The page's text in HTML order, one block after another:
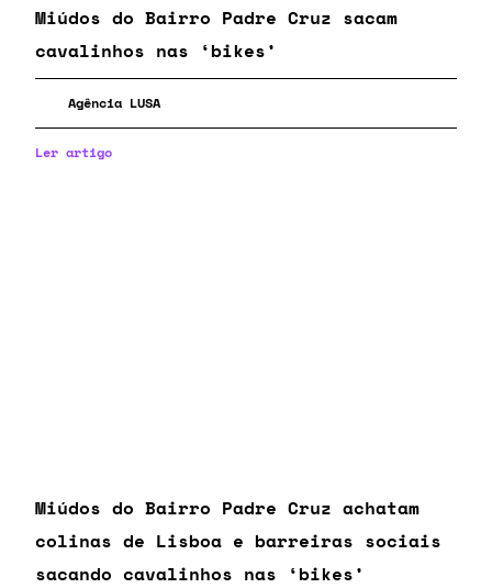
Miúdos do Bairro Padre Cruz sacam
cavalinhos nas ‘bikes’
Agência LUSA
Ler artigo
Miúdos do Bairro Padre Cruz achatam
colinas de Lisboa e barreiras sociais
sacando cavalinhos nas ‘bikes’